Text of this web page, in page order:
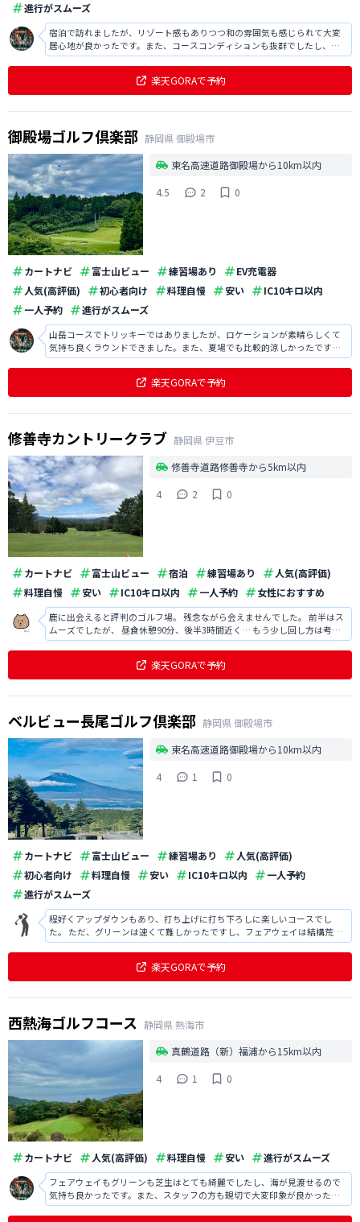
進行がスムーズ
宿泊で訪れましたが、リゾート感もありつつ和の雰囲気も感じられて大変
居心地が良かったです。また、コースコンディションも抜群でしたし、ロ
ケーションも素晴らしくて大変気持ち良くラウンドでき満足でした。
楽天GORAで予約
御殿場ゴルフ倶楽部 静岡県御殿場市
東名高速道路御殿場から10km以内
4.5
2 0
カートナビ 富士山ビュー 練習場あり
EV充電器
人気(高評価)
初心者向け 料理自慢 安い
IC10キロ以内
一人予約
進行がスムーズ
山岳コースでトリッキーではありましたが、ロケーションが素晴らしくて
気持ち良くラウンドできました。また、夏場でも比較的涼しかったです
し、スタッフの方も丁寧な対応で印象が良かったです。
楽天GORAで予約
修善寺カントリークラブ 静岡県伊豆市
修善寺道路修善寺から5km以内
4
2 0
カートナビ 富士山ビュー 宿泊 練習場あり
人気(高評価)
料理自慢
安い IC10キロ以内 一人予約 女性におすすめ
鹿に出会えると評判のゴルフ場。 残念ながら会えませんでした。 前半はス
ムーズでしたが、 昼食休憩90分、後半3時間近く… もう少し回し方は考え
て欲しいですね。
楽天GORAで予約
ベルビュー長尾ゴルフ倶楽部 静岡県御殿場市
東名高速道路御殿場から10km以内
4
1 0
カートナビ 富士山ビュー 練習場あり
人気(高評価)
初心者向け
料理自慢 安い IC10キロ以内
一人予約
進行がスムーズ
程好くアップダウンもあり、打ち上げに打ち下ろしに楽しいコースでし
た。 ただ、グリーンは速くて難しかったですし、フェアウェイは結構荒れ
ている箇所があったので気になりました。 景色は素晴らしかったです。
楽天GORAで予約
西熱海ゴルフコース 静岡県 熱海市
真鶴道路（新）福浦から15km以内
4
1 0
カートナビ 人気(高評価) 料理自慢 安い 進行がスムーズ
フェアウェイもグリーンも芝生はとても綺麗でしたし、海が見渡せるので
気持ち良かったです。また、スタッフの方も親切で大変印象が良かったで
すし、食事の海鮮丼はとても美味しかったです。